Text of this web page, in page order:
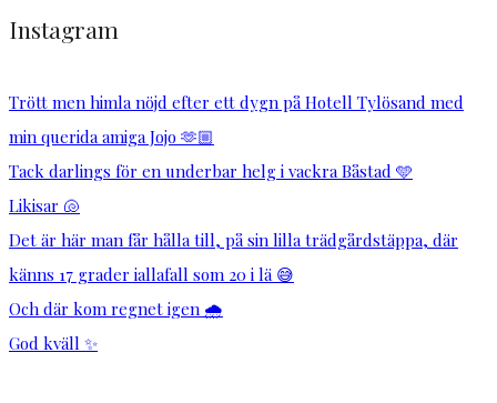
Instagram
Trött men himla nöjd efter ett dygn på Hotell Tylösand med
min querida amiga Jojo 🫶🏼
Tack darlings för en underbar helg i vackra Båstad 🩵
Likisar 🐚
Det är här man får hålla till, på sin lilla trädgårdstäppa, där
känns 17 grader iallafall som 20 i lä 😅
Och där kom regnet igen 🌧️
God kväll ✨